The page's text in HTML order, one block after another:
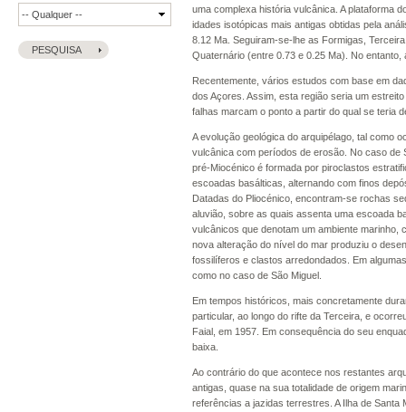
uma complexa história vulcânica. A plataforma
idades isotópicas mais antigas obtidas pela
8.12 Ma. Seguiram-se-lhe as Formigas,
Quaternário (entre 0.73 e 0.25 Ma). No
Recentemente, vários estudos com base em
dos Açores. Assim, esta região seria um
falhas marcam o ponto a partir do qual se teria
A evolução geológica do arquipélago, tal como
vulcânica com períodos de erosão. No caso de
pré-Miocénico é formada por piroclastos
escoadas basálticas, alternando com finos
Datadas do Pliocénico, encontram-se rochas
aluvião, sobre as quais assenta uma escoada
vulcânicos que denotam um ambiente
nova alteração do nível do mar produziu o
fossilíferos e clastos arredondados. Em
como no caso de São Miguel.
Em tempos históricos, mais concretamente
particular, ao longo do rifte da Terceira, e
Faial, em 1957. Em consequência do seu
baixa.
Ao contrário do que acontece nos restantes
antigas, quase na sua totalidade de origem
referências a jazidas terrestres. A Ilha de